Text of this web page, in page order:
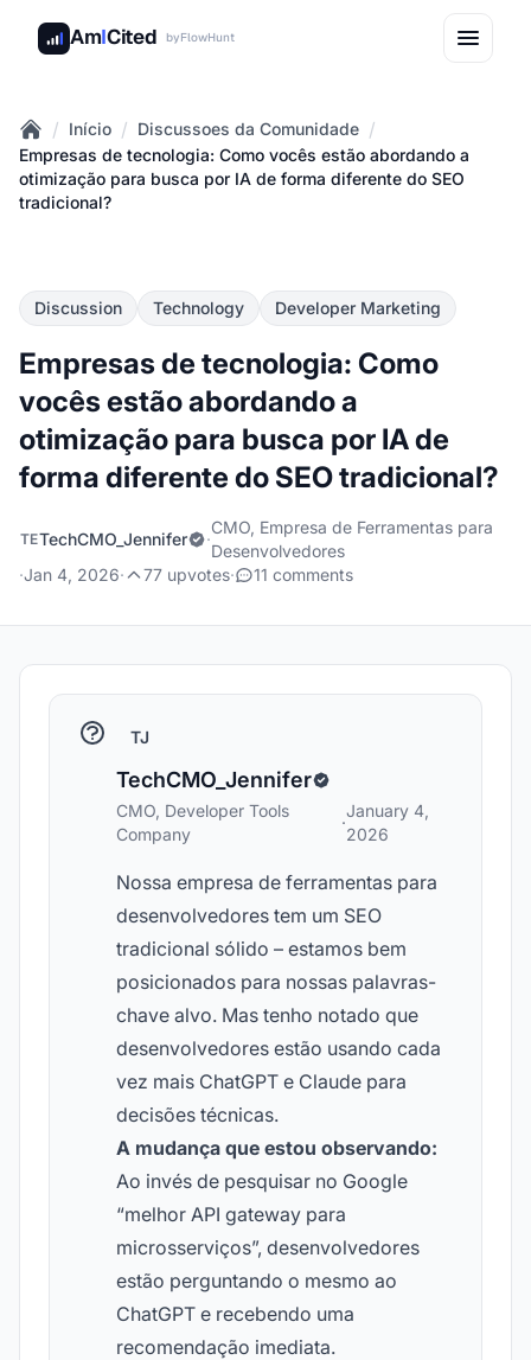
AmICited byFlowHunt
Home
/ Início / Discussoes da Comunidade /
Empresas de tecnologia: Como vocês estão abordando a
otimização para busca por IA de forma diferente do SEO
tradicional?
Discussion Technology Developer Marketing
Empresas de tecnologia: Como
vocês estão abordando a
otimização para busca por IA de
forma diferente do SEO tradicional?
TETechCMO_Jennifer ·
CMO, Empresa de Ferramentas para
Desenvolvedores
·Jan 4, 2026· 77 upvotes· 11 comments
TJ
TechCMO_Jennifer
CMO, Developer Tools
Company
·
January 4,
2026
Nossa empresa de ferramentas para
desenvolvedores tem um SEO
tradicional sólido – estamos bem
posicionados para nossas palavras-
chave alvo. Mas tenho notado que
desenvolvedores estão usando cada
vez mais ChatGPT e Claude para
decisões técnicas.
A mudança que estou observando:
Ao invés de pesquisar no Google
“melhor API gateway para
microsserviços”, desenvolvedores
estão perguntando o mesmo ao
ChatGPT e recebendo uma
recomendação imediata.